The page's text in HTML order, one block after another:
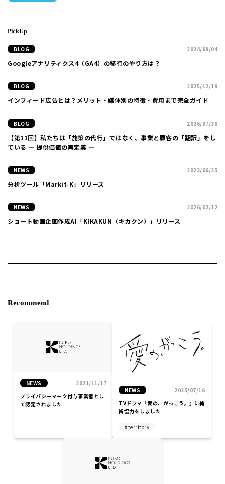
PickUp
BLOG 2024/09/04
Googleアナリティクス4（GA4）の移行のやり方は？
BLOG 2025/12/19
インフィード広告とは？メリット・媒体別の特徴・費用まで完全ガイド
BLOG 2026/07/30
【第11回】私たちは「施策の代行」ではなく、事業と顧客の「翻訳」をし
ている ― 提供価値の再定義 ―
NEWS 2023/06/25
分析ツール「Markit-K」リリース
NEWS 2026/02/12
ショート動画企画作成AI「KIKAKUN（キカクン）」リリース
Recommend
NEWS
2021/11/17
プライバシーマーク付与事業者とし
て認定されました
NEWS
2025/07/16
TVドラマ『愛の、がっこう。』に美
術協力をしました
territory